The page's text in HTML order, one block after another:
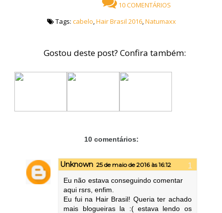
10 COMENTÁRIOS
Tags: cabelo,Hair Brasil 2016,Natumaxx
Gostou deste post? Confira também:
10 comentários:
Unknown 25 de maio de 2016 às 16:12
Eu não estava conseguindo comentar
aqui rsrs, enfim.
Eu fui na Hair Brasil! Queria ter achado
mais blogueiras la :( estava lendo os